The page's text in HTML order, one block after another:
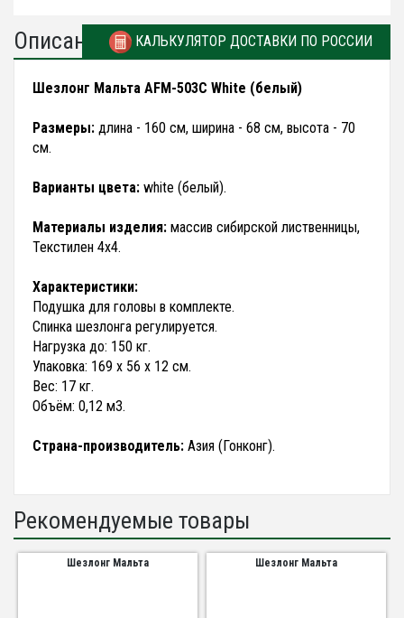
Описание КАЛЬКУЛЯТОР ДОСТАВКИ ПО РОССИИ
Шезлонг Мальта AFM-503C White (белый)
Размеры: длина - 160 см, ширина - 68 см, высота - 70
см.
Варианты цвета: white (белый).
Материалы изделия: массив сибирской лиственницы,
Текстилен 4х4.
Характеристики:
Подушка для головы в комплекте.
Спинка шезлонга регулируется.
Нагрузка до: 150 кг.
Упаковка: 169 х 56 х 12 см.
Вес: 17 кг.
Объём: 0,12 м3.
Страна-производитель: Азия (Гонконг).
Рекомендуемые товары
Шезлонг Мальта Шезлонг Мальта